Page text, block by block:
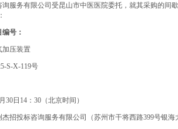
服务有限公司受昆山市中医医院委托，就其采购的间
号：
加压装置
S-X-119号
30日14：30（北京时间）
杰招投标咨询服务有限公司（苏州市干将西路399号银海